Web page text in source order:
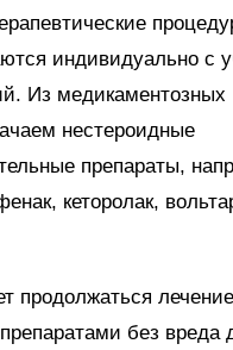
индивидуально с
Из медикаментозных
нестероидные
препараты,
кеторолак,
продолжаться лечение
без вреда